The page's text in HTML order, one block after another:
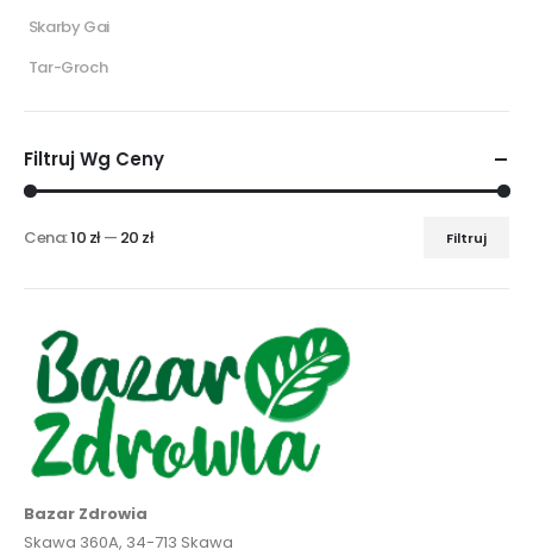
Skarby Gai
Tar-Groch
Filtruj Wg Ceny
Filtruj
Cena:10 zł— 20 zł
Bazar Zdrowia
Skawa 360A, 34-713 Skawa